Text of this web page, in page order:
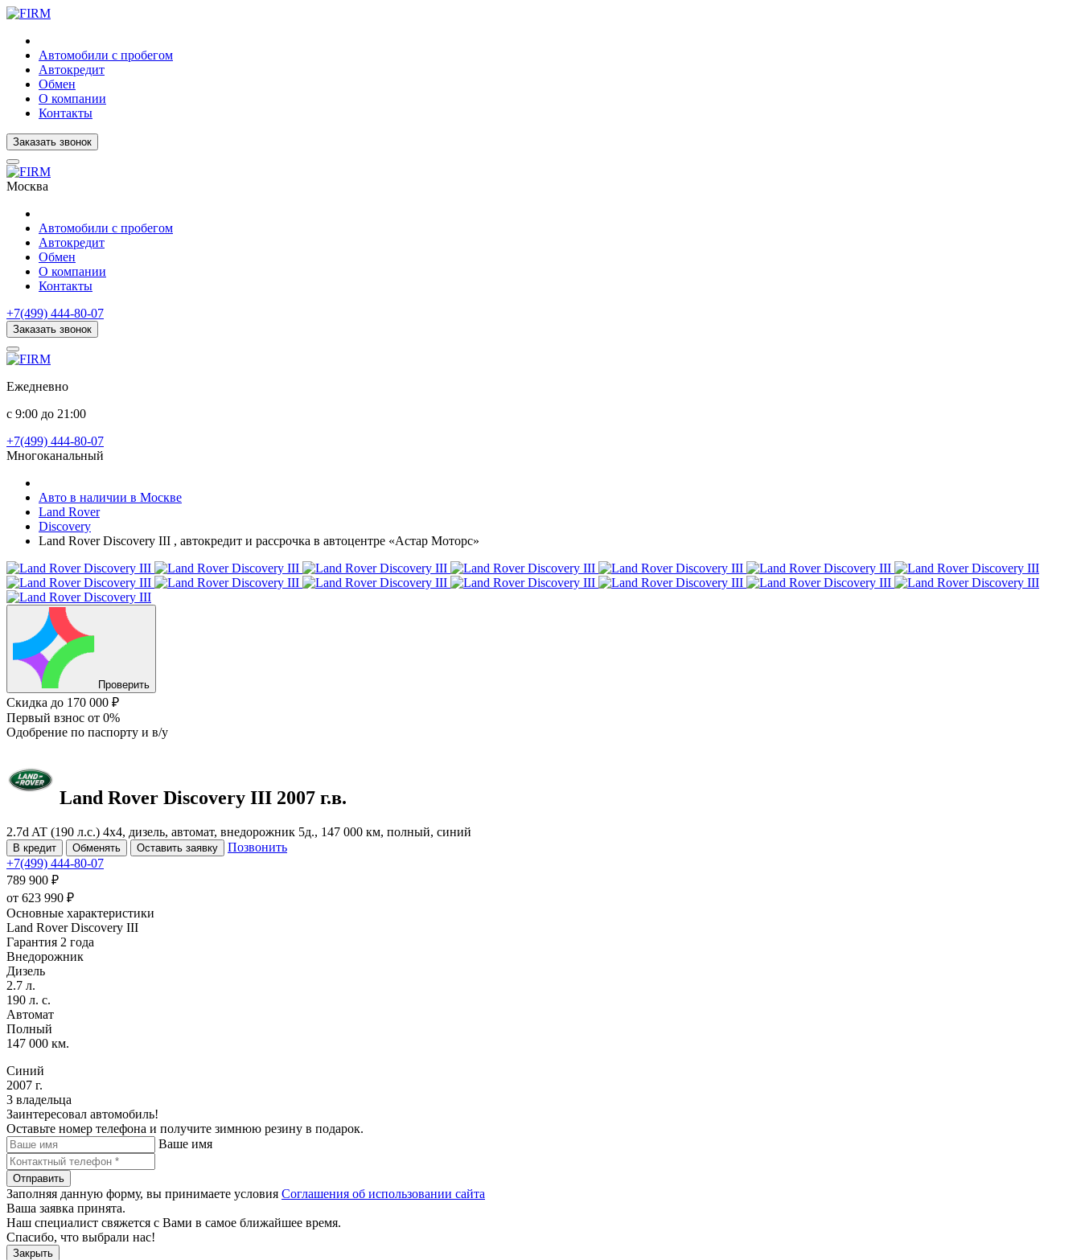
Автомобили с пробегом
Автокредит
Обмен
О компании
Контакты
Заказать звонок
Москва
Автомобили с пробегом
Автокредит
Обмен
О компании
Контакты
+7(499) 444-80-07
Заказать звонок
Ежедневно
с 9:00 до 21:00
+7(499) 444-80-07
Многоканальный
Авто в наличии в Москве
Land Rover
Discovery
Land Rover Discovery III , автокредит и рассрочка в автоцентре «Астар Моторс»
Проверить
Скидка до 170 000 ₽
Первый взнос от 0%
Одобрение по паспорту и в/у
Land Rover Discovery III 2007 г.в.
2.7d AT (190 л.с.) 4x4, дизель, автомат, внедорожник 5д., 147 000 км, полный, синий
В кредит Обменять Оставить заявку
Позвонить
+7(499) 444-80-07
789 900 ₽
от 623 990 ₽
Основные характеристики
Land Rover Discovery III
Гарантия 2 года
Внедорожник
Дизель
2.7 л.
190 л. с.
Автомат
Полный
147 000 км.
Синий
2007 г.
3 владельца
Заинтересовал автомобиль!
Оставьте номер телефона и получите зимнюю резину в подарок.
Ваше имя
Отправить
Заполняя данную форму, вы принимаете условия Соглашения об использовании сайта
Ваша заявка принята.
Наш специалист свяжется с Вами в самое ближайшее время.
Спасибо, что выбрали нас!
Закрыть